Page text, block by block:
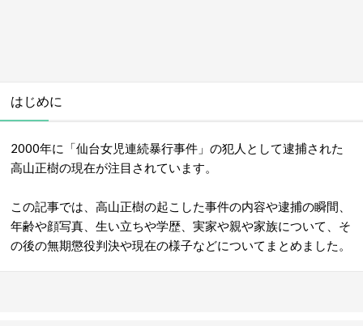
はじめに
2000年に「仙台女児連続暴行事件」の犯人として逮捕された
高山正樹の現在が注目されています。
この記事では、高山正樹の起こした事件の内容や逮捕の瞬間、
年齢や顔写真、生い立ちや学歴、実家や親や家族について、そ
の後の無期懲役判決や現在の様子などについてまとめました。